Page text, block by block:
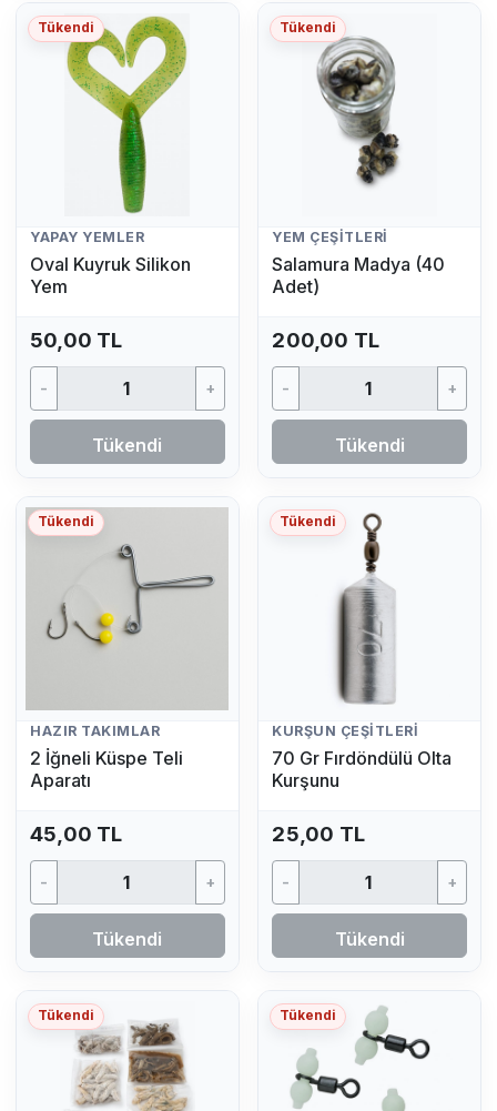
Tükendi
YAPAY YEMLER
Oval Kuyruk Silikon
Yem
50,00 TL
- +
Tükendi
Tükendi
YEM ÇEŞITLERI
Salamura Madya (40
Adet)
200,00 TL
- +
Tükendi
Tükendi
HAZIR TAKIMLAR
2 İğneli Küspe Teli
Aparatı
45,00 TL
- +
Tükendi
Tükendi
KURŞUN ÇEŞITLERI
70 Gr Fırdöndülü Olta
Kurşunu
25,00 TL
- +
Tükendi
Tükendi Tükendi